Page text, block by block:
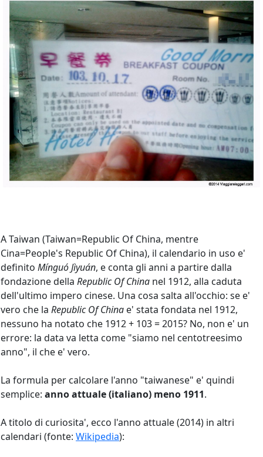
A Taiwan (Taiwan=Republic Of China, mentre
Cina=People's Republic Of China), il calendario in uso e'
definito Mínguó Jìyuán, e conta gli anni a partire dalla
fondazione della Republic Of China nel 1912, alla caduta
dell'ultimo impero cinese. Una cosa salta all'occhio: se e'
vero che la Republic Of China e' stata fondata nel 1912,
nessuno ha notato che 1912 + 103 = 2015? No, non e' un
errore: la data va letta come "siamo nel centotreesimo
anno", il che e' vero.
La formula per calcolare l'anno "taiwanese" e' quindi
semplice: anno attuale (italiano) meno 1911.
A titolo di curiosita', ecco l'anno attuale (2014) in altri
calendari (fonte: Wikipedia):